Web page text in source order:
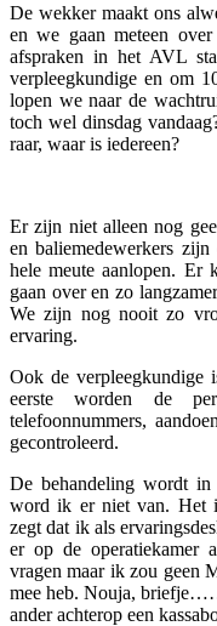
De wekker maakt ons
en we gaan meteen
afspraken in het AVL
verpleegkundige en om
lopen we naar de
toch wel dinsdag
raar, waar is iedereen?
Er zijn niet alleen nog
en baliemedewerkers
hele meute aanlopen. Er
gaan over en zo
We zijn nog nooit zo
ervaring.
Ook de verpleegkundige
eerste worden de
telefoonnummers,
gecontroleerd.
De behandeling wordt
word ik er niet van. Het
zegt dat ik als
er op de operatiekamer
vragen maar ik zou geen
mee heb. Nouja,
ander achterop een